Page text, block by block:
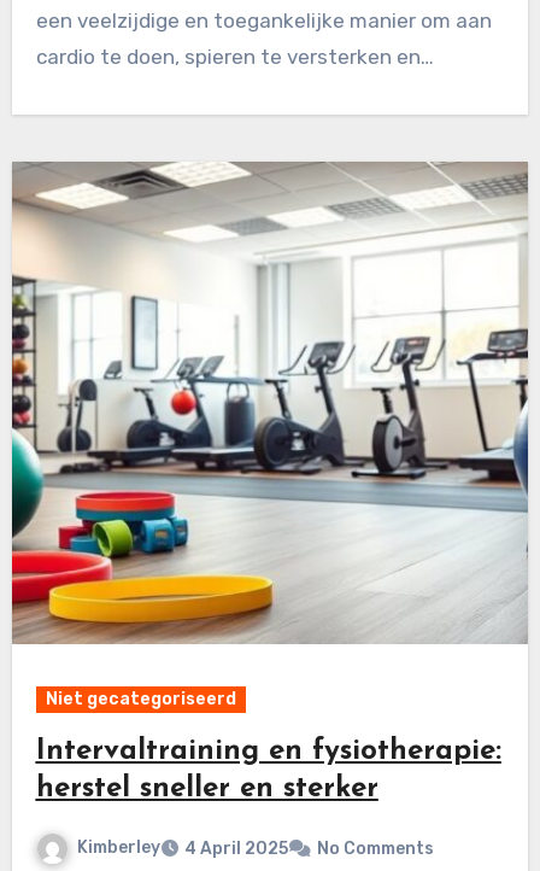
een veelzijdige en toegankelijke manier om aan
cardio te doen, spieren te versterken en…
Niet gecategoriseerd
Intervaltraining en fysiotherapie:
herstel sneller en sterker
Kimberley 4 April 2025 No Comments